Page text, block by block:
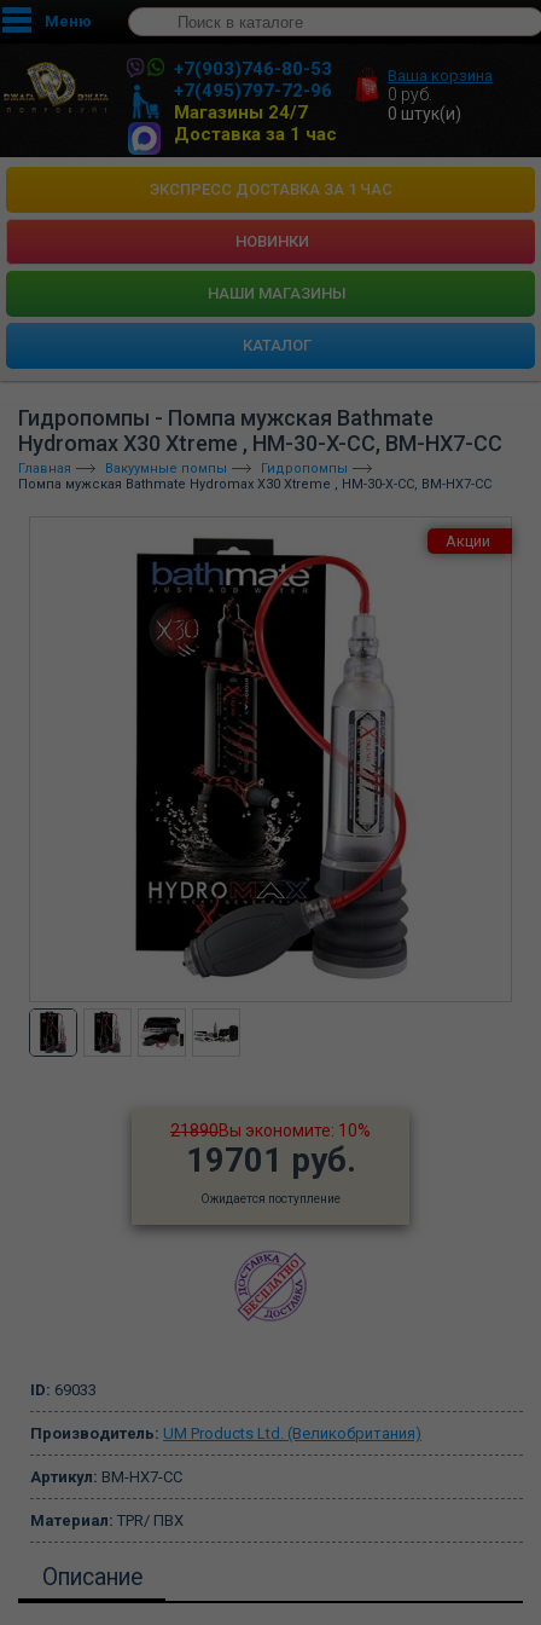
Меню
+7(903)746-80-53
+7(495)797-72-96
Магазины 24/7
Доставка за 1 час
Ваша корзина
0 руб.
0 штук(и)
ЭКСПРЕСС ДОСТАВКА ЗА 1 ЧАС
НОВИНКИ
HАШИ МАГАЗИНЫ
КАТАЛОГ
Гидропомпы - Помпа мужская Bathmate
Hydromax X30 Хtreme , HM-30-X-CC, BM-HX7-CC
Главная Вакуумные помпы
Гидропомпы
Помпа мужская Bathmate Hydromax X30 Хtreme , HM-30-X-CC, BM-HX7-CC
Акции
21890Вы экономите: 10%
19701 руб.
Ожидается поступление
ID: 69033
Производитель: UM Products Ltd. (Великобритания)
Артикул: BM-HX7-CC
Материал: TPR/ ПВХ
Описание